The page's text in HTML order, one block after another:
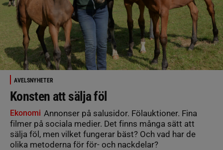
AVELSNYHETER
Konsten att sälja föl
Ekonomi Annonser på salusidor. Fölauktioner. Fina
filmer på sociala medier. Det finns många sätt att
sälja föl, men vilket fungerar bäst? Och vad har de
olika metoderna för för- och nackdelar?